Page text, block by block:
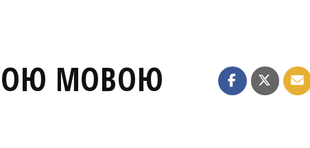
МОВОЮ